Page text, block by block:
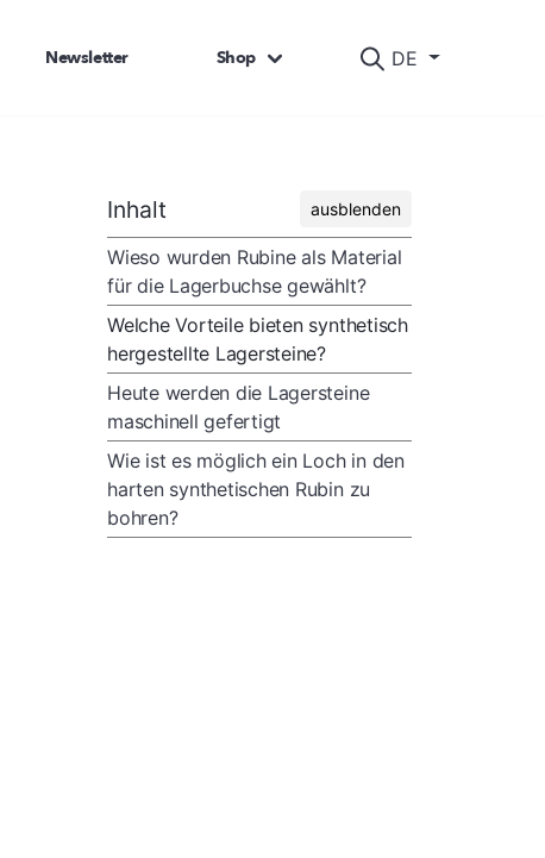
DE
Newsletter Shop
Inhalt ausblenden
Wieso wurden Rubine als Material
für die Lagerbuchse gewählt?
Welche Vorteile bieten synthetisch
hergestellte Lagersteine?
Heute werden die Lagersteine
maschinell gefertigt
Wie ist es möglich ein Loch in den
harten synthetischen Rubin zu
bohren?